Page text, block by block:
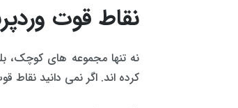
نقاط قوت
نه تنها مجموعه های کوچک،
کرده اند. اگر نمی دانید نقاط